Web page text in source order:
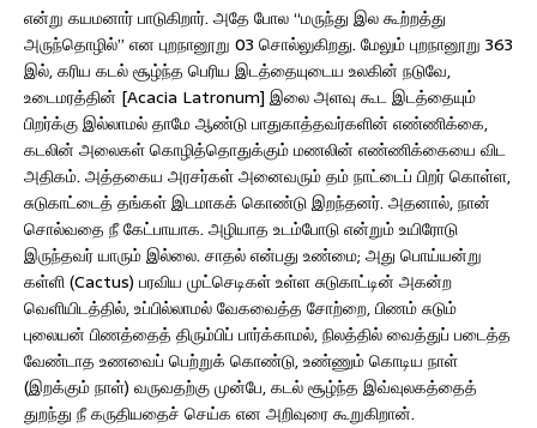
என்று கயமனார் பாடுகிறார். அதே போல “மருந்து இல கூற்றத்து
அருந்தொழில்” என புறநானூறு 03 சொல்லுகிறது. மேலும் புறநானூறு 363
இல், கரிய கடல் சூழ்ந்த பெரிய இடத்தையுடைய உலகின் நடுவே,
உடைமரத்தின் [Acacia Latronum] இலை அளவு கூட இடத்தையும்
பிறர்க்கு இல்லாமல் தாமே ஆண்டு பாதுகாத்தவர்களின் எண்ணிக்கை,
கடலின் அலைகள் கொழித்தொதுக்கும் மணலின் எண்ணிக்கையை விட
அதிகம். அத்தகைய அரசர்கள் அனைவரும் தம் நாட்டைப் பிறர் கொள்ள,
சுடுகாட்டைத் தங்கள் இடமாகக் கொண்டு இறந்தனர். அதனால், நான்
சொல்வதை நீ கேட்பாயாக. அழியாத உடம்போடு என்றும் உயிரோடு
இருந்தவர் யாரும் இல்லை. சாதல் என்பது உண்மை; அது பொய்யன்று
கள்ளி (Cactus) பரவிய முட்செடிகள் உள்ள சுடுகாட்டின் அகன்ற
வெளியிடத்தில், உப்பில்லாமல் வேகவைத்த சோற்றை, பிணம் சுடும்
புலையன் பிணத்தைத் திரும்பிப் பார்க்காமல், நிலத்தில் வைத்துப் படைத்த
வேண்டாத உணவைப் பெற்றுக் கொண்டு, உண்ணும் கொடிய நாள்
(இறக்கும் நாள்) வருவதற்கு முன்பே, கடல் சூழ்ந்த இவ்வுலகத்தைத்
துறந்து நீ கருதியதைச் செய்க என அறிவுரை கூறுகிறான்.